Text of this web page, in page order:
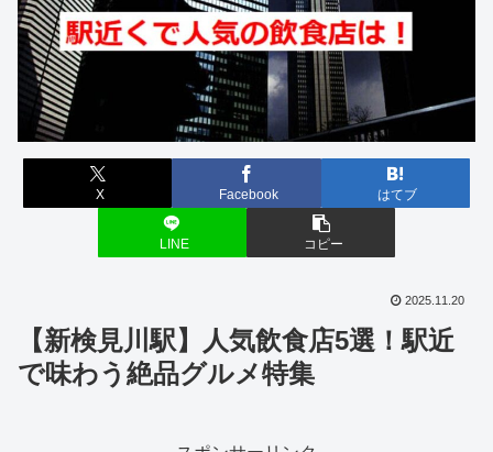
X Facebook はてブ
LINE コピー
2025.11.20
【新検見川駅】人気飲食店5選！駅近
で味わう絶品グルメ特集